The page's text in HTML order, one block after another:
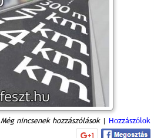
Még nincsenek hozzászólások| Hozzászólok